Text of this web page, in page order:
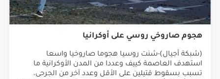
هجوم صاروخي روسي على أوكرانيا
(شبكة أجيال)-شنت روسيا هجوما صاروخيا واسعا
استهدف العاصمة كييف وعددا من المدن الأوكرانية ما
تسبب بسقوط قتيلين على الأقل وعدد آخر من الجرحى،